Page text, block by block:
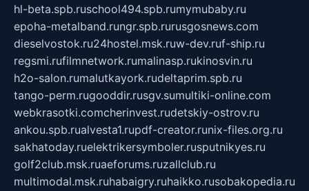
hl-beta.spb.ruschool494.spb.rumymubaby.ru
epoha-metalband.rungr.spb.rurusgosnews.com
dieselvostok.ru24hostel.msk.ruw-dev.ruf-ship.ru
regsmi.rufilmnetwork.rumalinasp.rukinosvin.ru
h2o-salon.rumalutkayork.rudeltaprim.spb.ru
tango-perm.rugooddir.rusgv.sumultiki-online.com
webkrasotki.comcherinvest.rudetskiy-ostrov.ru
ankou.spb.rualvesta1.rupdf-creator.runix-files.org.ru
sakhatoday.ruelektrikersymboler.rusputnikyes.ru
golf2club.msk.ruaeforums.ruzallclub.ru
multimodal.msk.ruhabaigry.ruhaikko.rusobakopedia.ru